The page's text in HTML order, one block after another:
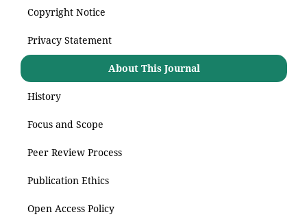
Copyright Notice
Privacy Statement
About This Journal
History
Focus and Scope
Peer Review Process
Publication Ethics
Open Access Policy